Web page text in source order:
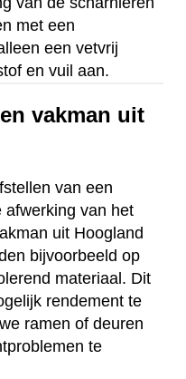
met een
een vetvrij
en vuil aan.
vakman uit
van een
afwerking van het
uit Hoogland
bijvoorbeeld op
materiaal. Dit
rendement te
ramen of deuren
te